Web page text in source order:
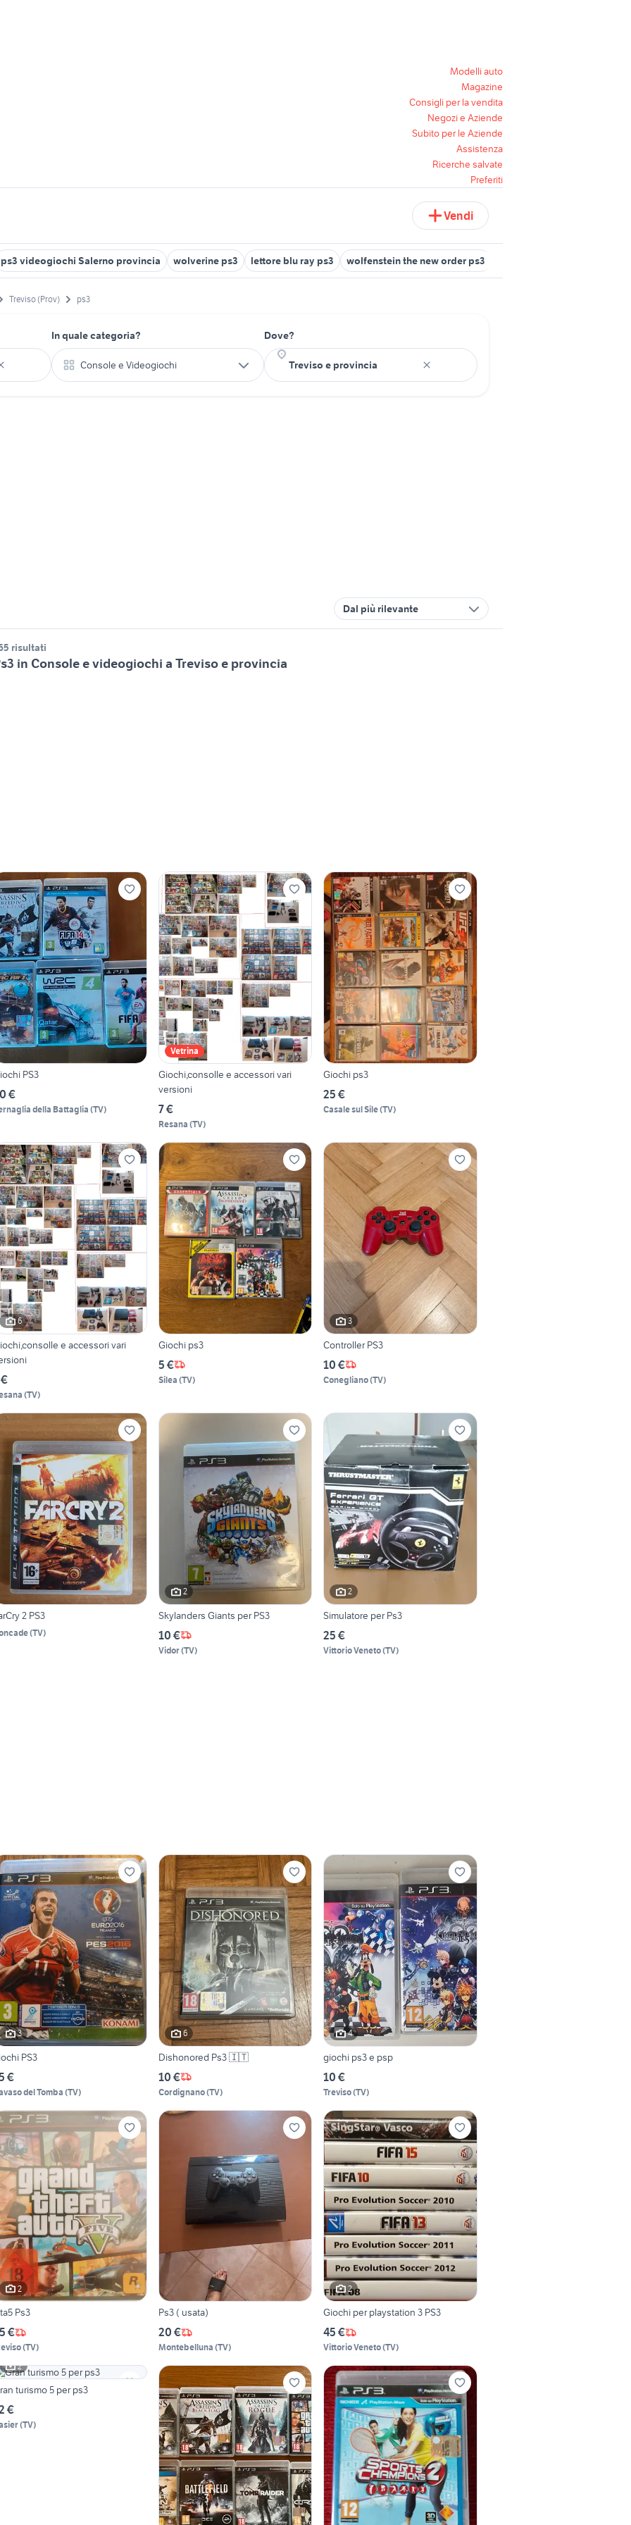
Modelli auto
Magazine
Consigli per la vendita
Negozi e Aziende
Subito per le Aziende
Assistenza
Ricerche salvate
Preferiti
Vendi
ps3 videogiochi Salerno provincia wolverine ps3 lettore blu ray ps3 wolfenstein the new order ps3
Treviso (Prov) ps3
In quale categoria?
Console e Videogiochi
Dove?
Dal più rilevante
risultati
in Console e videogiochi a Treviso e provincia
PS3
€
della Battaglia (TV)
Vetrina
Giochi,consolle e accessori vari
versioni
7 €
Resana (TV)
Giochi ps3
25 €
Casale sul Sile(TV)
6
e accessori vari
(TV)
Giochi ps3
5 €
Silea (TV)
3
Controller PS3
10 €
Conegliano(TV)
2 PS3
(TV)
2
Skylanders Giants per PS3
10 €
Vidor(TV)
2
Simulatore per Ps3
25 €
Vittorio Veneto(TV)
3
PS3
€
del Tomba (TV)
6
Dishonored Ps3 🇮🇹
10 €
Cordignano(TV)
4
giochi ps3 e psp
10 €
Treviso(TV)
2
Ps3
€
(TV)
Ps3 ( usata)
20 €
Montebelluna (TV)
2
Giochi per playstation 3 PS3
45 €
Vittorio Veneto(TV)
2
turismo 5 per ps3
€
(TV)